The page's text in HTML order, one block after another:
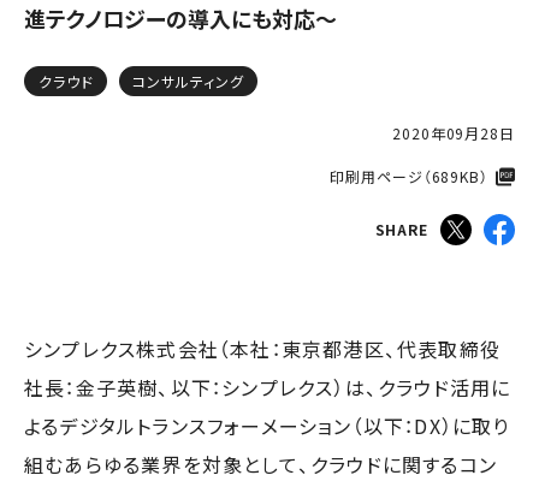
進テクノロジーの導入にも対応～
クラウド コンサルティング
2020年09月28日
印刷用ページ（689KB）​
SHARE
シンプレクス株式会社（本社：東京都港区、代表取締役
社長：金子英樹、以下：シンプレクス）は、クラウド活用に
よるデジタルトランスフォーメーション（以下：DX）に取り
組むあらゆる業界を対象として、クラウドに関するコン